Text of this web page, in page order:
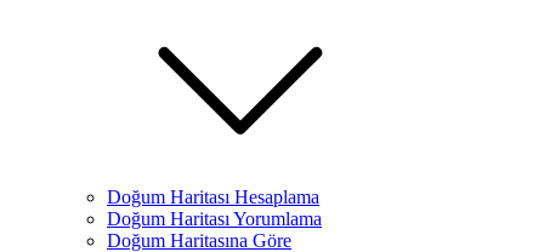
Doğum Haritası Hesaplama
Doğum Haritası Yorumlama
Doğum Haritasına Göre